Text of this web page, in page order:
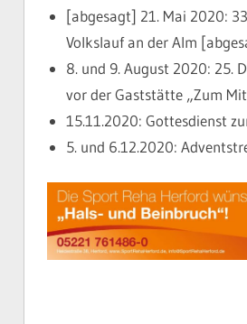
[abgesagt] 21. Mai 2020:
Volkslauf an der Alm
8. und 9. August 2020: 25.
vor der Gaststätte „Zum
15.11.2020: Gottesdienst
5. und 6.12.2020: